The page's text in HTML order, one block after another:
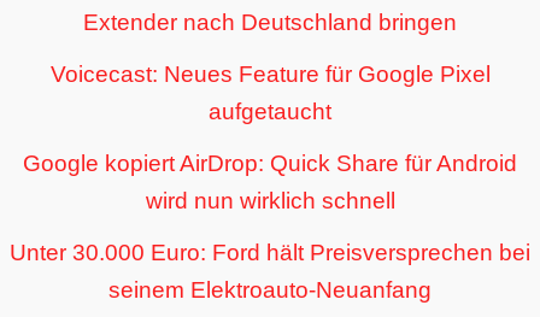
Extender nach Deutschland bringen
Voicecast: Neues Feature für Google Pixel
aufgetaucht
Google kopiert AirDrop: Quick Share für Android
wird nun wirklich schnell
Unter 30.000 Euro: Ford hält Preisversprechen bei
seinem Elektroauto-Neuanfang